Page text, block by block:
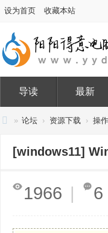
设为首页 收藏本站
导读 最新
» 论坛 › 资源下载 › 操
[windows11]
1966 | 6